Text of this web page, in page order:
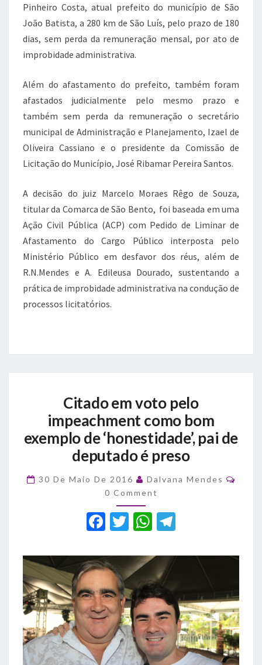
Pinheiro Costa, atual prefeito do município de São
João Batista, a 280 km de São Luís, pelo prazo de 180
dias, sem perda da remuneração mensal, por ato de
improbidade administrativa.
Além do afastamento do prefeito, também foram
afastados judicialmente pelo mesmo prazo e
também sem perda da remuneração o secretário
municipal de Administração e Planejamento, Izael de
Oliveira Cassiano e o presidente da Comissão de
Licitação do Município, José Ribamar Pereira Santos.
A decisão do juiz Marcelo Moraes Rêgo de Souza,
titular da Comarca de São Bento, foi baseada em uma
Ação Civil Pública (ACP) com Pedido de Liminar de
Afastamento do Cargo Público interposta pelo
Ministério Público em desfavor dos réus, além de
R.N.Mendes e A. Edileusa Dourado, sustentando a
prática de improbidade administrativa na condução de
processos licitatórios.
em
voto
pelo
impeachment
como
bom
exemplo
de
‘honestidade’,
pai
de
é
preso
Citado em voto pelo
impeachment como bom
exemplo de ‘honestidade’, pai de
deputado é preso
30 De Maio De 2016 Dalvana Mendes
0 Comment
F
c
e
b
o
o
k
T
it
te
r
W
at
s
A
p
p
e
a
m